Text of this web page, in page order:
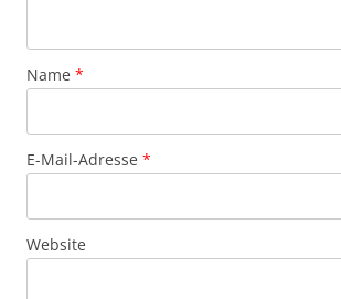
Name *
E-Mail-Adresse *
Website